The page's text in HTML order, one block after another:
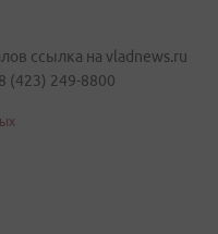
ссылка на vladnews.ru
(423) 249-8800